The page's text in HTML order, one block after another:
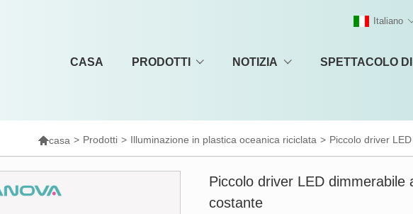
CASA PRODOTTI NOTIZIA SPETTACOLO
Italiano
casa > Prodotti > Illuminazione in plastica oceanica riciclata > Piccolo driver
Piccolo driver LED dimmerabile
costante